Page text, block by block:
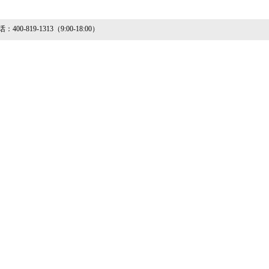
：400-819-1313（9:00-18:00）